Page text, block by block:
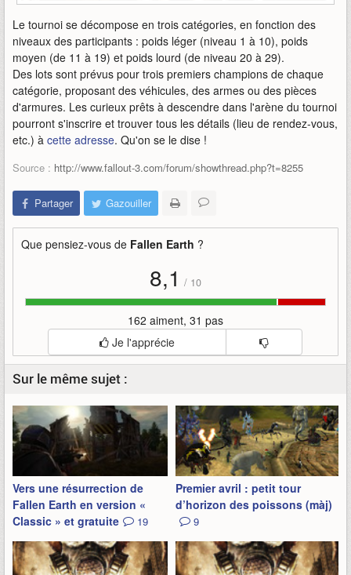
Le tournoi se décompose en trois catégories, en fonction des
niveaux des participants : poids léger (niveau 1 à 10), poids
moyen (de 11 à 19) et poids lourd (de niveau 20 à 29).
Des lots sont prévus pour trois premiers champions de chaque
catégorie, proposant des véhicules, des armes ou des pièces
d'armures. Les curieux prêts à descendre dans l'arène du tournoi
pourront s'inscrire et trouver tous les détails (lieu de rendez-vous,
etc.) à cette adresse. Qu'on se le dise !
Source : http://www.fallout-3.com/forum/showthread.php?t=8255
Partager Gazouiller
Que pensiez-vous de Fallen Earth ?
8,1 / 10
162 aiment, 31 pas
Je l'apprécie
Sur le même sujet :
Vers une résurrection de
Fallen Earth en version «
Classic » et gratuite
19
Premier avril : petit tour
d’horizon des poissons (màj)
9